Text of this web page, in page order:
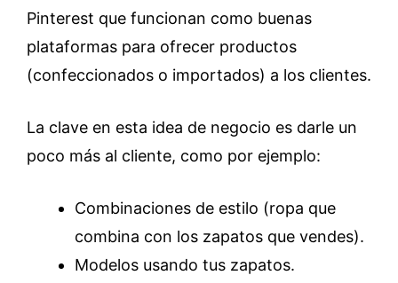
Pinterest que funcionan como buenas
plataformas para ofrecer productos
(confeccionados o importados) a los clientes.
La clave en esta idea de negocio es darle un
poco más al cliente, como por ejemplo:
Combinaciones de estilo (ropa que
combina con los zapatos que vendes).
Modelos usando tus zapatos.